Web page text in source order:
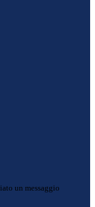
un messaggio